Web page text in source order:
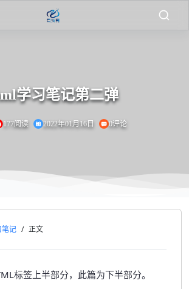
学习笔记第二弹
177阅读 2022年01月16日 0评论
记 / 正文
标签上半部分，此篇为下半部分。